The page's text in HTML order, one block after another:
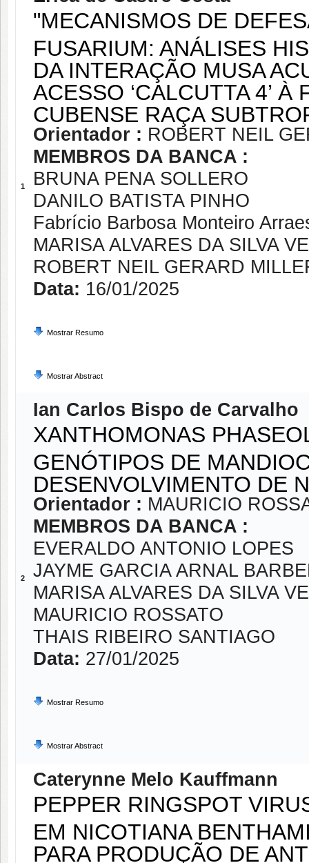
1
"MECANISMOS DE
FUSARIUM: ANÁLISES
DA INTERAÇÃO MUSA
ACESSO ‘CALCUTTA 4’
CUBENSE RAÇA
Orientador : ROBERT NEIL
MEMBROS DA BANCA :
BRUNA PENA SOLLERO
DANILO BATISTA PINHO
Fabrício Barbosa Monteiro
MARISA ALVARES DA SILVA
ROBERT NEIL GERARD
Data: 16/01/2025
Mostrar Resumo
Mostrar Abstract
2
Ian Carlos Bispo de Carvalho
XANTHOMONAS
GENÓTIPOS DE
DESENVOLVIMENTO DE
Orientador : MAURICIO
MEMBROS DA BANCA :
EVERALDO ANTONIO LOPES
JAYME GARCIA ARNAL
MARISA ALVARES DA SILVA
MAURICIO ROSSATO
THAIS RIBEIRO SANTIAGO
Data: 27/01/2025
Mostrar Resumo
Mostrar Abstract
Caterynne Melo Kauffmann
PEPPER RINGSPOT
EM NICOTIANA
PARA PRODUÇÃO DE